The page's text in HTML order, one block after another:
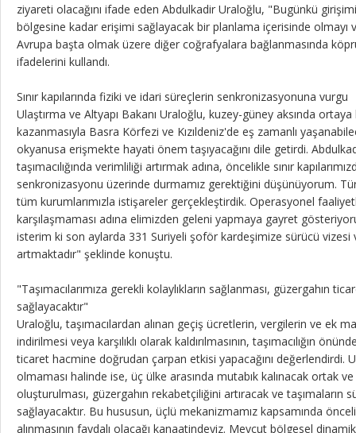
ziyareti olacağını ifade eden Abdulkadir Uraloğlu, "Bugünkü
bölgesine kadar erişimi sağlayacak bir planlama içerisinde olmayı
Avrupa başta olmak üzere diğer coğrafyalara bağlanmasında
ifadelerini kullandı.
Sınır kapılarında fiziki ve idari süreçlerin senkronizasyonuna vurgu
Ulaştırma ve Altyapı Bakanı Uraloğlu, kuzey-güney aksında
kazanmasıyla Basra Körfezi ve Kızıldeniz'de eş zamanlı
okyanusa erişmekte hayati önem taşıyacağını dile getirdi.
taşımacılığında verimliliği artırmak adına, öncelikle sınır
senkronizasyonu üzerinde durmamız gerektiğini düşünüyorum.
tüm kurumlarımızla istişareler gerçekleştirdik. Operasyonel
karşılaşmaması adına elimizden geleni yapmaya gayret
isterim ki son aylarda 331 Suriyeli şoför kardeşimize sürücü vizesi
artmaktadır" şeklinde konuştu.
"Taşımacılarımıza gerekli kolaylıkların sağlanması, güzergahın
sağlayacaktır"
Uraloğlu, taşımacılardan alınan geçiş ücretlerin, vergilerin ve ek
indirilmesi veya karşılıklı olarak kaldırılmasının, taşımacılığın
ticaret hacmine doğrudan çarpan etkisi yapacağını değerlendirdi.
olmaması halinde ise, üç ülke arasında mutabık kalınacak ortak
oluşturulması, güzergahın rekabetçiliğini artıracak ve taşımaların
sağlayacaktır. Bu hususun, üçlü mekanizmamız kapsamında
alınmasının faydalı olacağı kanaatindeyiz. Mevcut bölgesel